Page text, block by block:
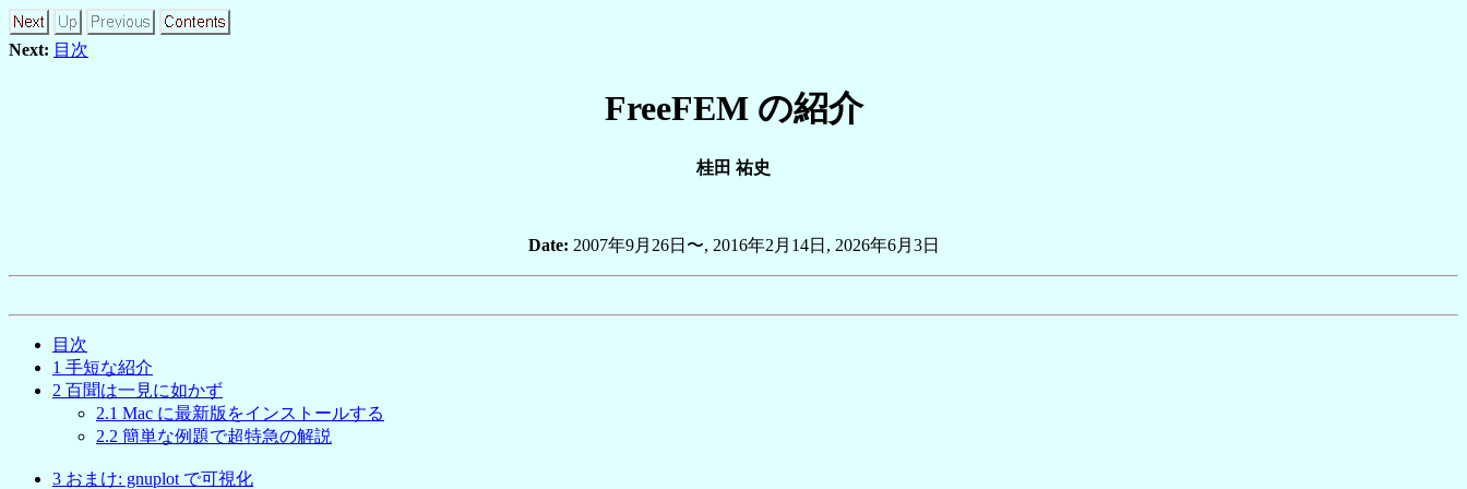
Next: 目次
FreeFEM の紹介
桂田 祐史
Date: 2007年9月26日〜, 2016年2月14日, 2026年6月3日
目次
1 手短な紹介
2 百聞は一見に如かず
2.1 Mac に最新版をインストールする
2.2 簡単な例題で超特急の解説
3 おまけ: gnuplot で可視化